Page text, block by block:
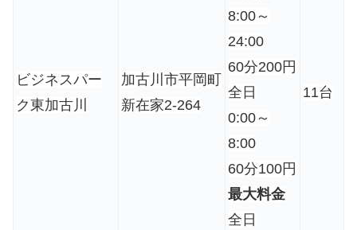
ビジネスパー
ク東加古川
加古川市平岡町
新在家2-264
8:00～
24:00
60分200円
全日
0:00～
8:00
60分100円
最大料金
全日
11台